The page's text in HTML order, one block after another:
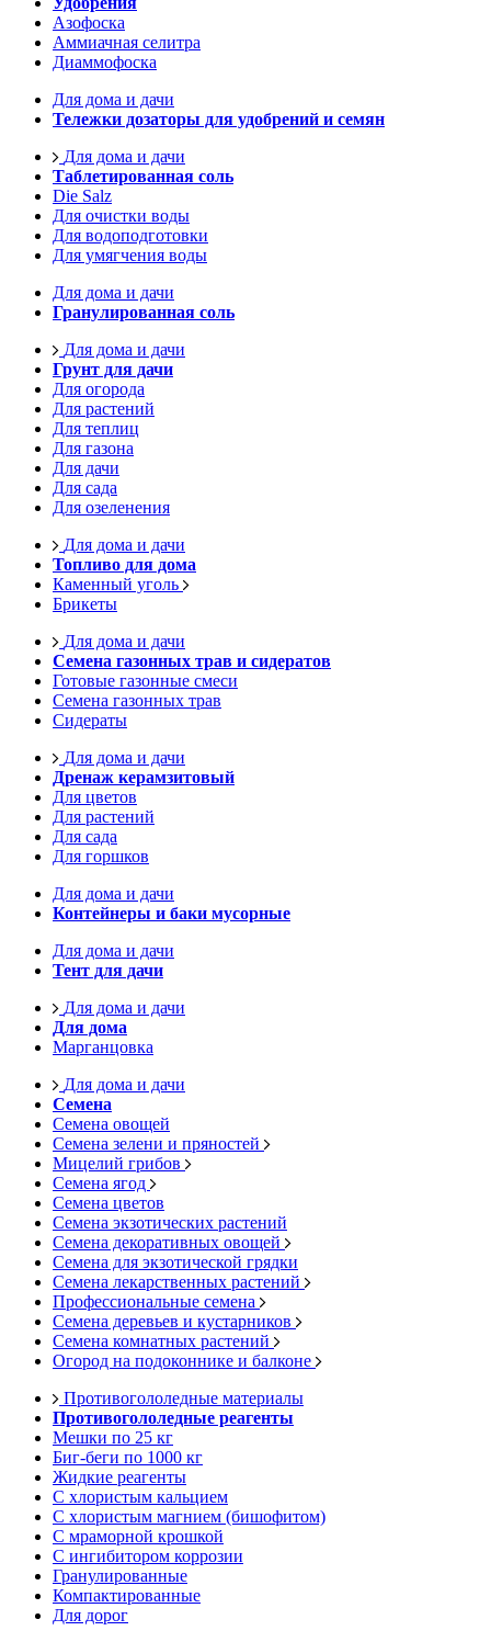
Азофоска
Аммиачная селитра
Диаммофоска
Для дома и дачи
Тележки дозаторы для удобрений и семян
Для дома и дачи
Таблетированная соль
Die Salz
Для очистки воды
Для водоподготовки
Для умягчения воды
Для дома и дачи
Гранулированная соль
Для дома и дачи
Грунт для дачи
Для огорода
Для растений
Для теплиц
Для газона
Для дачи
Для сада
Для озеленения
Для дома и дачи
Топливо для дома
Каменный уголь
Брикеты
Для дома и дачи
Семена газонных трав и сидератов
Готовые газонные смеси
Семена газонных трав
Сидераты
Для дома и дачи
Дренаж керамзитовый
Для цветов
Для растений
Для сада
Для горшков
Для дома и дачи
Контейнеры и баки мусорные
Для дома и дачи
Тент для дачи
Для дома и дачи
Для дома
Марганцовка
Для дома и дачи
Семена
Семена овощей
Семена зелени и пряностей
Мицелий грибов
Семена ягод
Семена цветов
Семена экзотических растений
Семена декоративных овощей
Семена для экзотической грядки
Семена лекарственных растений
Профессиональные семена
Семена деревьев и кустарников
Семена комнатных растений
Огород на подоконнике и балконе
Противогололедные материалы
Противогололедные реагенты
Мешки по 25 кг
Биг-беги по 1000 кг
Жидкие реагенты
С хлористым кальцием
С хлористым магнием (бишофитом)
С мраморной крошкой
С ингибитором коррозии
Гранулированные
Компактированные
Для дорог